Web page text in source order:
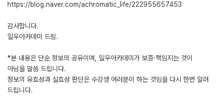
https://blog.naver.com/achromatic_life/222955657453
감사합니다.
일우아카데미 드림.
*본 내용은 단순 정보의 공유이며, 일우아카데미가 보증·책임지는 것이
아님을 말씀 드립니다.
정보의 유효성과 실효성 판단은 수강생 여러분이 하는 것임을 다시 한번 알려
드립니다.